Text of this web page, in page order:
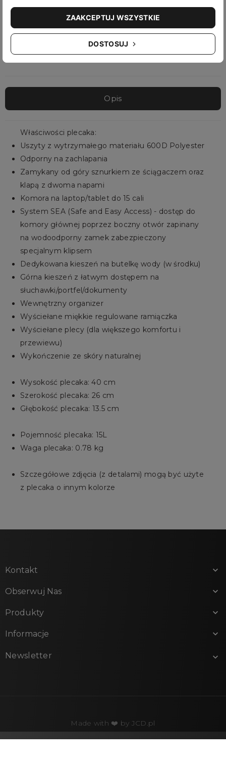
optymalna pojemność oraz wyjątkowa
funkcjonalność w pełni pokrywają
zapotrzebowanie na plecak do codziennego
użytku.
Opis
Właściwości plecaka:
Uszyty z wytrzymałego materiału 600D Polyester
Odporny na zachlapania
Zamykany od góry sznurkiem ze ściągaczem oraz
klapą z dwoma napami
Komora na laptop/tablet do 15 cali
System SEA (Safe and Easy Access) - dostęp do
komory głównej poprzez boczny otwór zapinany
na wodoodporny zamek zabezpieczony
specjalnym klipsem
Dedykowana kieszeń na butelkę wody (w środku)
Górna kieszeń z łatwym dostępem na
słuchawki/portfel/dokumenty
Wewnętrzny organizer
Wyściełane miękkie regulowane ramiączka
Wyściełane plecy (dla większego komfortu i
przewiewu)
Wykończenie ze skóry naturalnej
Wysokość plecaka: 40 cm
Szerokość plecaka: 26 cm
Głębokość plecaka: 13.5 cm
Pojemność plecaka: 15L
Waga plecaka: 0.78 kg
Szczegółowe zdjęcia (z detalami) mogą być użyte
z plecaka o innym kolorze
Kontakt 
Obserwuj Nas 
Produkty 
Informacje 
Newsletter 
DOSTOSUJ
ZAAKCEPTUJ WSZYSTKIE
Made with ❤️ by JCD.pl